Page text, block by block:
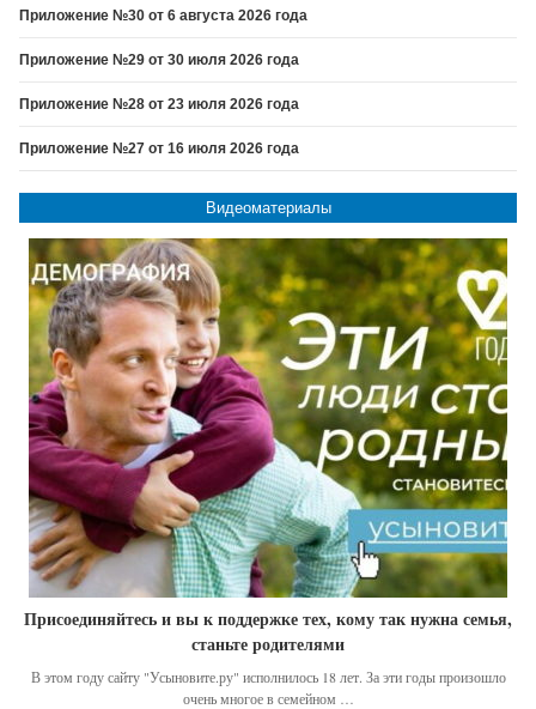
Приложение №30 от 6 августа 2026 года
Приложение №29 от 30 июля 2026 года
Приложение №28 от 23 июля 2026 года
Приложение №27 от 16 июля 2026 года
Видеоматериалы
Присоединяйтесь и вы к поддержке тех, кому так нужна семья,
станьте родителями
В этом году сайту "Усыновите.ру" исполнилось 18 лет. За эти годы произошло
очень многое в семейном …